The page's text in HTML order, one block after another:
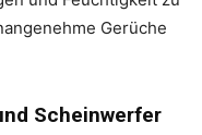
Gerüche
Scheinwerfer